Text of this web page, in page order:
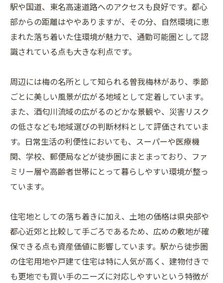
駅や国道、東名高速道路へのアクセスも良好です。都心
部からの距離はややありますが、その分、自然環境に恵
まれた落ち着いた住環境が魅力で、通勤可能圏として認
識されている点も大きな利点です。
周辺には梅の名所として知られる曽我梅林があり、季節
ごとに美しい風景が広がる地域として定着しています。
また、酒匂川流域の広がるのどかな景観や、災害リスク
の低さなども地域選びの判断材料として評価されていま
す。日常生活の利便性においても、スーパーや医療機
関、学校、郵便局などが徒歩圏にまとまっており、ファ
ミリー層や高齢者世帯にとって暮らしやすい環境が整っ
ています。
住宅地としての落ち着きに加え、土地の価格は県央部や
都心近郊と比較して手ごろであるため、広めの敷地が確
保できる点も資産価値に影響しています。駅から徒歩圏
の住宅用地や戸建て住宅は特に人気が高く、建物付きで
も更地でも買い手のニーズに対応しやすいという特徴が